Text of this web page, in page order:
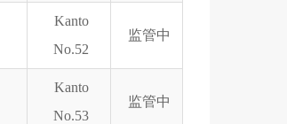
Kanto
No.52
监管中
Kanto
No.53
监管中